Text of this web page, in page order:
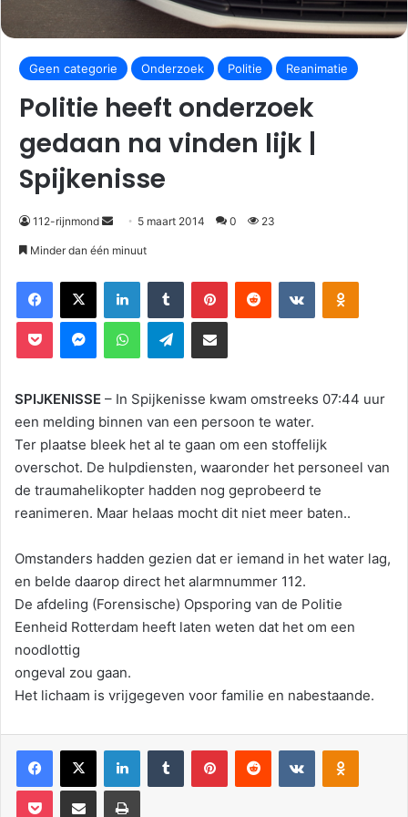
Geen categorie Onderzoek Politie Reanimatie
Politie heeft onderzoek
gedaan na vinden lijk |
Spijkenisse
112-rijnmond 5 maart 2014 0 23
Minder dan één minuut
Facebook X LinkedIn Tumblr Pinterest Reddit VKontakte Odnoklassniki
Pocket Messenger WhatsApp Telegram Deel via E-mail
SPIJKENISSE – In Spijkenisse kwam omstreeks 07:44 uur
een melding binnen van een persoon te water.
Ter plaatse bleek het al te gaan om een stoffelijk
overschot. De hulpdiensten, waaronder het personeel van
de traumahelikopter hadden nog geprobeerd te
reanimeren. Maar helaas mocht dit niet meer baten..
Omstanders hadden gezien dat er iemand in het water lag,
en belde daarop direct het alarmnummer 112.
De afdeling (Forensische) Opsporing van de Politie
Eenheid Rotterdam heeft laten weten dat het om een
noodlottig
ongeval zou gaan.
Het lichaam is vrijgegeven voor familie en nabestaande.
Facebook X LinkedIn Tumblr Pinterest Reddit VKontakte Odnoklassniki
Pocket Deel via E-mail Print